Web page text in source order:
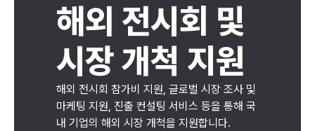
해외 전시회 및
시장 개척 지원
해외 전시회 참가비 지원, 글로벌 시장 조사 및
마케팅 지원, 진출 컨설팅 서비스 등을 통해 국
내 기업의 해외 시장 개척을 지원합니다.